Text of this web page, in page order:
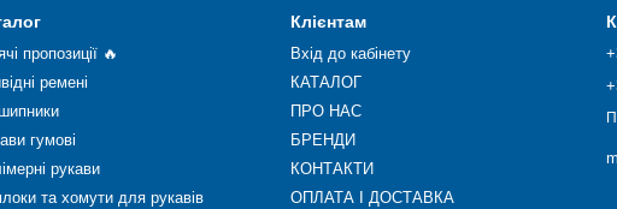
гуми, яка не боїться навантажень, температур і рідин. Тому вони
пропозиції 🔥
ремені
гумові
рукави
та хомути для рукавів
Клієнтам
Вхід до кабінету
КАТАЛОГ
ПРО НАС
БРЕНДИ
КОНТАКТИ
ОПЛАТА І ДОСТАВКА